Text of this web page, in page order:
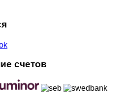
счетов